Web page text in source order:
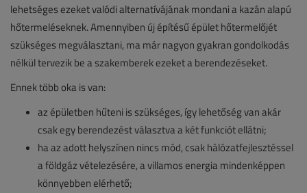
lehetséges ezeket valódi alternatívájának mondani a kazán alapú
hőtermeléseknek. Amennyiben új építésű épület hőtermelőjét
szükséges megválasztani, ma már nagyon gyakran gondolkodás
nélkül tervezik be a szakemberek ezeket a berendezéseket.
Ennek több oka is van:
az épületben hűteni is szükséges, így lehetőség van akár
csak egy berendezést választva a két funkciót ellátni;
ha az adott helyszínen nincs mód, csak hálózatfejlesztéssel
a földgáz vételezésére, a villamos energia mindenképpen
könnyebben elérhető;